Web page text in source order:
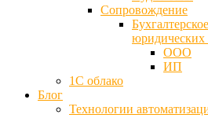
Cопровождение
юридических
ООО
ИП
1С облако
Блог
Технологии